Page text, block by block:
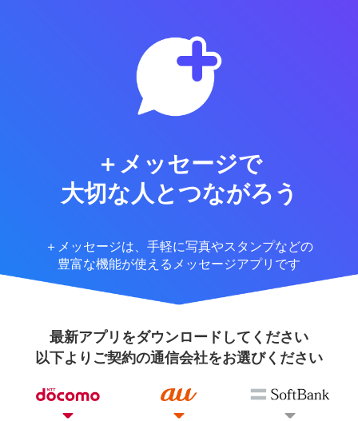
＋メッセージで
大切な人とつながろう
＋メッセージは、手軽に写真やスタンプなどの
豊富な機能が使えるメッセージアプリです
最新アプリをダウンロードしてください
以下よりご契約の通信会社をお選びください